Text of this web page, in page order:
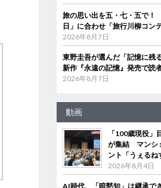
旅の思い出を五・七・五で
日」に合わせ「旅行川柳コン
2026年8月7日
東野圭吾が選んだ「記憶に
新作『永遠の記憶』発売で読
2026年8月7日
動画
「100歳現役」
が集結 マンシ
ント「うぇるね
2026年8月4日
AI時代、「暗黙知」は継承